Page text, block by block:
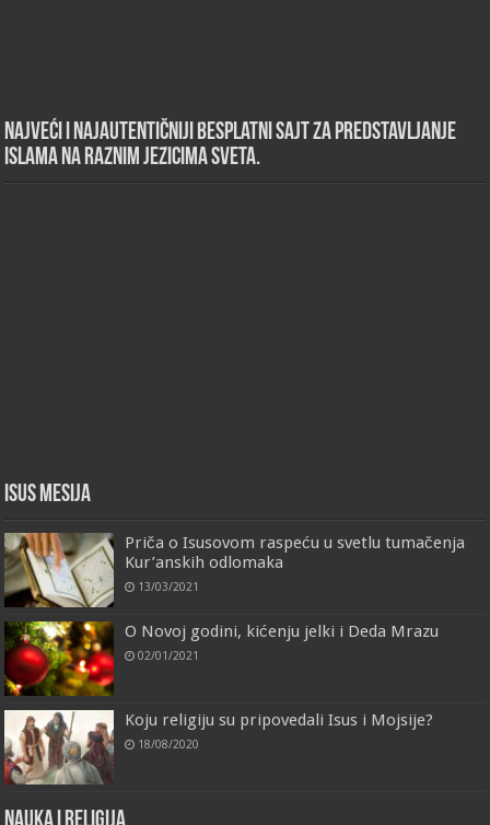
Najveći i najautentičniji besplatni sajt za predstavljanje
islama na raznim jezicima sveta.
Isus Mesija
Priča o Isusovom raspeću u svetlu tumačenja
Kur’anskih odlomaka
13/03/2021
O Novoj godini, kićenju jelki i Deda Mrazu
02/01/2021
Koju religiju su pripovedali Isus i Mojsije?
18/08/2020